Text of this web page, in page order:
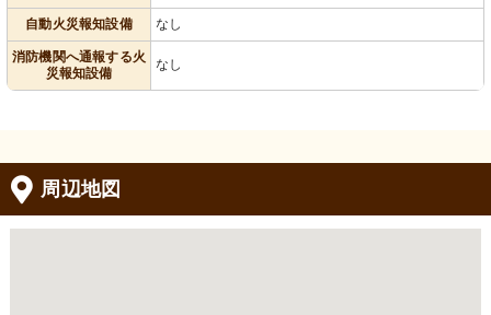
自動火災報知設備 なし
消防機関へ通報する火
災報知設備
なし
周辺地図